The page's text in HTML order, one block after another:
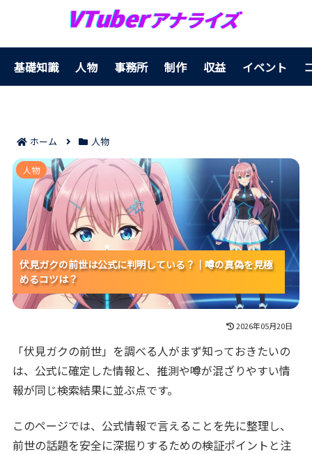
基礎知識 人物 事務所 制作 収益 イベント
ホーム 人物
伏見ガクの前世は公式に判明している？｜噂の真偽を
見極めるコツは？
伏見ガクの前世は公式に判明している？｜噂の真偽を見極
めるコツは？
伏見ガクの前世は公式に判明している？｜噂の真偽を見極
めるコツは？
伏見ガクの前世は公式に判明している？｜噂の真偽を見極
めるコツは？
人物
2026年05月20日
「伏見ガクの前世」を調べる人がまず知っておきたいの
は、公式に確定した情報と、推測や噂が混ざりやすい情
報が同じ検索結果に並ぶ点です。
このページでは、公式情報で言えることを先に整理し、
前世の話題を安全に深掘りするための検証ポイントと注